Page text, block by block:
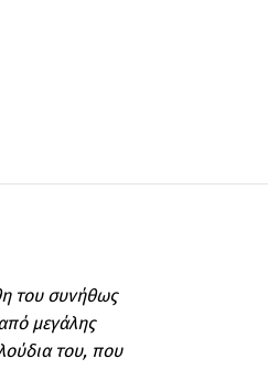
του συνήθως
μεγάλης
του, που